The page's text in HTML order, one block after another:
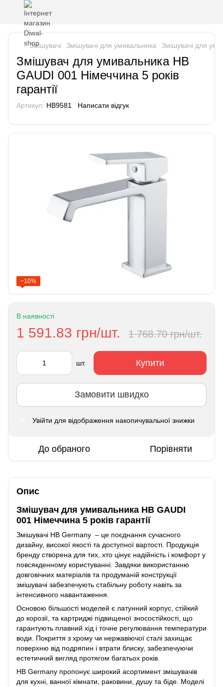
Змішувачі Змішувачі для умивальника Змішувачі для
Змішувач для умивальника HB
GAUDI 001 Німеччина 5 років
гарантії
Артикул: HB9581 Написати відгук
−10%
В наявності
1 591.83 грн/шт. 1 768.70 грн/шт.
шт. Купити
Замовити швидко
Увійти для відображення накопичувальної знижки
До обраного Порівняти
Опис
Змішувач для умивальника HB GAUDI
001 Німеччина 5 років гарантії
Змішувачі HB Germany – це поєднання сучасного
дизайну, високої якості та доступної вартості. Продукція
бренду створена для тих, хто цінує надійність і комфорт у
повсякденному користуванні. Завдяки використанню
довговічних матеріалів та продуманій конструкції
змішувачі забезпечують стабільну роботу навіть за
інтенсивного навантаження.
Основою більшості моделей є латунний корпус, стійкий
до корозії, та картриджі підвищеної зносостійкості, що
гарантують плавний хід і точне регулювання температури
води. Покриття з хрому чи нержавіючої сталі захищає
поверхню від подряпин і втрати блиску, забезпечуючи
естетичний вигляд протягом багатьох років.
HB Germany пропонує широкий асортимент змішувачів
для кухні, ванної кімнати, раковини, душу та біде. Моделі